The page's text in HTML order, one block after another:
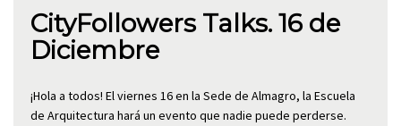
CityFollowers Talks. 16 de
Diciembre
¡Hola a todos! El viernes 16 en la Sede de Almagro, la Escuela
de Arquitectura hará un evento que nadie puede perderse.